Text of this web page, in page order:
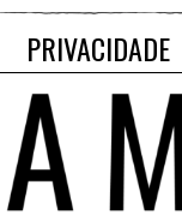
PRIVACIDADE